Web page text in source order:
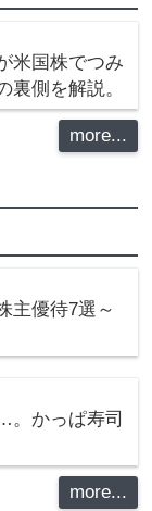
米国株でつみ
裏側を解説。
more...
主優待7選～
。かっぱ寿司
more...